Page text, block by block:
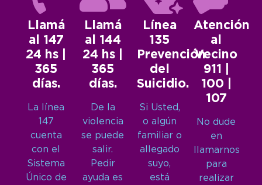
Llamá
al 147
24 hs |
365
días.
La línea
147
cuenta
con el
Sistema
Único de
Llamá
al 144
24 hs |
365
días.
De la
violencia
se puede
salir.
Pedir
ayuda es
Línea
135
Prevención
del
Suicidio.
Si Usted,
o algún
familiar o
allegado
suyo,
está
Atención
al
Vecino
911 |
100 |
107
No dude
en
llamarnos
para
realizar